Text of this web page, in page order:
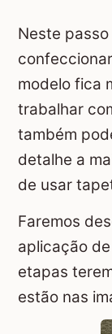
Neste
modelo fica
trabalhar
também
detalhe a
de usar
Faremos
aplicação
etapas
estão nas